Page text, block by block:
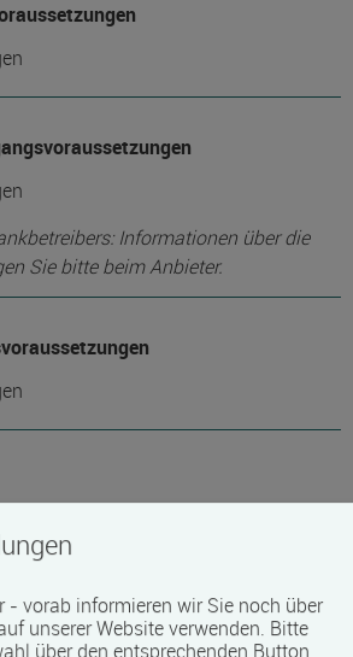
Informationen über die
Sie bitte beim Anbieter.
- vorab informieren wir Sie noch über
unserer Website verwenden. Bitte
über den entsprechenden Button.